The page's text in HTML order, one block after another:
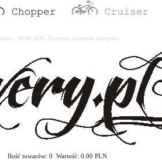
: 08-08-2026. Życzymy udanych zakupów.
Ilość towarów: 0 Wartość: 0.00 PLN